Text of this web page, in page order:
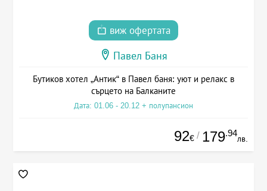
виж офертата
Павел Баня
Бутиков хотел „Антик“ в Павел баня: уют и релакс в
сърцето на Балканите
Дата: 01.06 - 20.12 + полупансион
92€ / 179.94
лв.